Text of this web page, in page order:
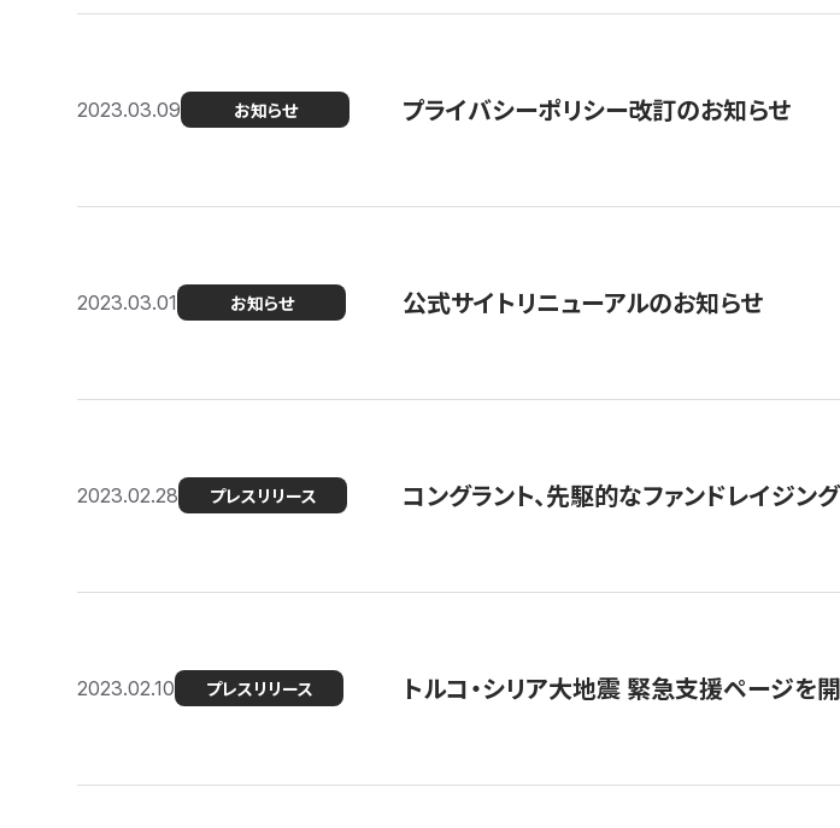
2023.03.09 お知らせ プライバシーポリシー改訂のお知らせ
2023.03.01 お知らせ 公式サイトリニューアルのお知らせ
2023.02.28 プレスリリース コングラント、先駆的なファンドレイジ
2023.02.10 プレスリリース トルコ・シリア大地震 緊急支援ページを